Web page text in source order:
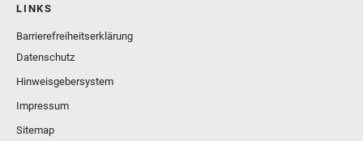
LINKS
Barrierefreiheitserklärung
Datenschutz
Hinweisgebersystem
Impressum
Sitemap